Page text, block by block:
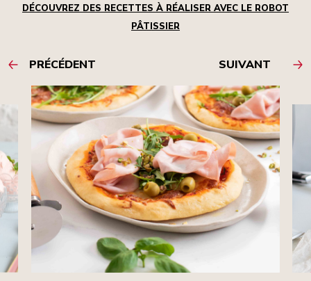
DÉCOUVREZ DES RECETTES À RÉALISER AVEC LE ROBOT
PÂTISSIER
PRÉCÉDENT SUIVANT